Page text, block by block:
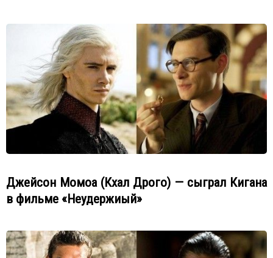
Джейсон Момоа (Кхал Дрого) — сыграл Кигана
в фильме «Неудержиый»